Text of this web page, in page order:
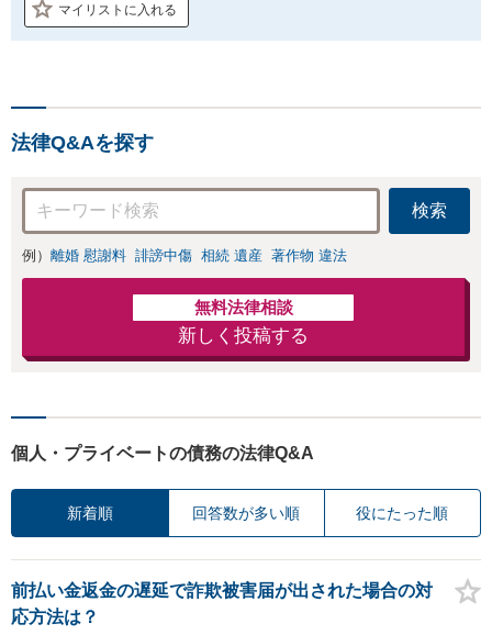
マイリストに入れる
法律Q&Aを探す
検索
例） 離婚 慰謝料 誹謗中傷 相続 遺産 著作物 違法
無料法律相談
新しく投稿する
個人・プライベートの債務の法律Q&A
新着順 回答数が多い順 役にたった順
前払い金返金の遅延で詐欺被害届が出された場合の対
応方法は？